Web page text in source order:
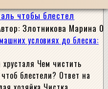
чтобы блестел
Злотникова Марина 0
Чем чистить
блестели? Ответ на